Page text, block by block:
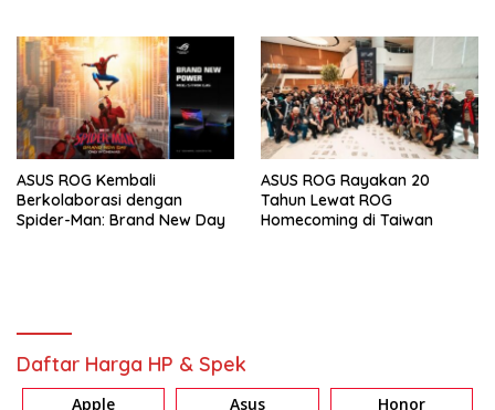
ASUS ROG Kembali
Berkolaborasi dengan
Spider-Man: Brand New Day
ASUS ROG Rayakan 20
Tahun Lewat ROG
Homecoming di Taiwan
Daftar Harga HP & Spek
Apple Asus Honor